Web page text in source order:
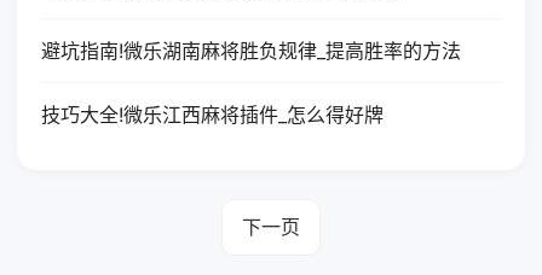
避坑指南!微乐湖南麻将胜负规律_提高胜率的方法
技巧大全!微乐江西麻将插件_怎么得好牌
下一页